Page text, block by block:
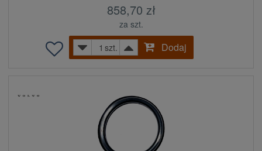
858,70 zł
za szt.
szt.
Dodaj